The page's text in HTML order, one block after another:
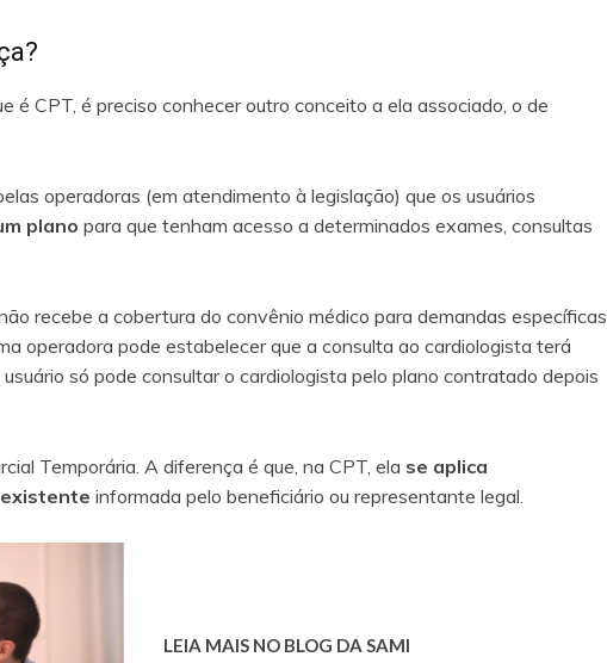
é CPT, é preciso conhecer outro conceito a ela associado, o de
operadoras (em atendimento à legislação) que os usuários
plano para que tenham acesso a determinados exames, consultas
recebe a cobertura do convênio médico para demandas específicas
operadora pode estabelecer que a consulta ao cardiologista terá
só pode consultar o cardiologista pelo plano contratado depois
Temporária. A diferença é que, na CPT, ela se aplica
informada pelo beneficiário ou representante legal.
LEIA MAIS NO BLOG DA SAMI